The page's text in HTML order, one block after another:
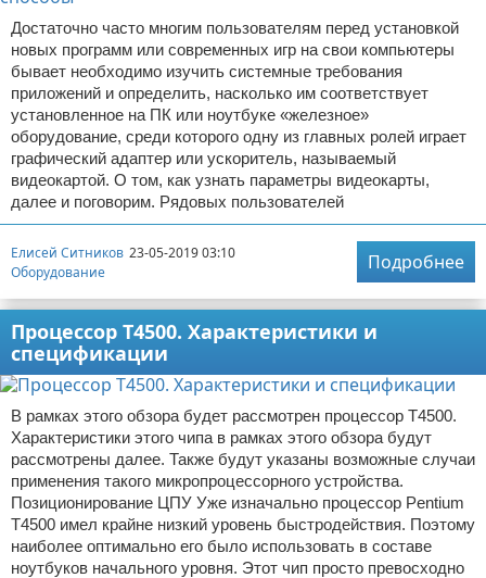
Достаточно часто многим пользователям перед установкой
новых программ или современных игр на свои компьютеры
бывает необходимо изучить системные требования
приложений и определить, насколько им соответствует
установленное на ПК или ноутбуке «железное»
оборудование, среди которого одну из главных ролей играет
графический адаптер или ускоритель, называемый
видеокартой. О том, как узнать параметры видеокарты,
далее и поговорим. Рядовых пользователей
Елисей Ситников 23-05-2019 03:10
Оборудование
Подробнее
Процессор T4500. Характеристики и
спецификации
В рамках этого обзора будет рассмотрен процессор T4500.
Характеристики этого чипа в рамках этого обзора будут
рассмотрены далее. Также будут указаны возможные случаи
применения такого микропроцессорного устройства.
Позиционирование ЦПУ Уже изначально процессор Pentium
T4500 имел крайне низкий уровень быстродействия. Поэтому
наиболее оптимально его было использовать в составе
ноутбуков начального уровня. Этот чип просто превосходно